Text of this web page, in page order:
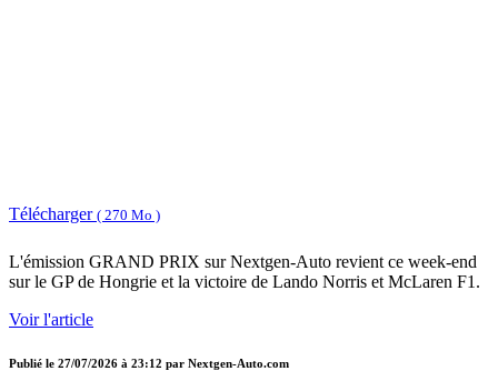
Télécharger ( 270 Mo )
L'émission GRAND PRIX sur Nextgen-Auto revient ce week-end
sur le GP de Hongrie et la victoire de Lando Norris et McLaren F1.
Voir l'article
Publié le 27/07/2026 à 23:12 par Nextgen-Auto.com